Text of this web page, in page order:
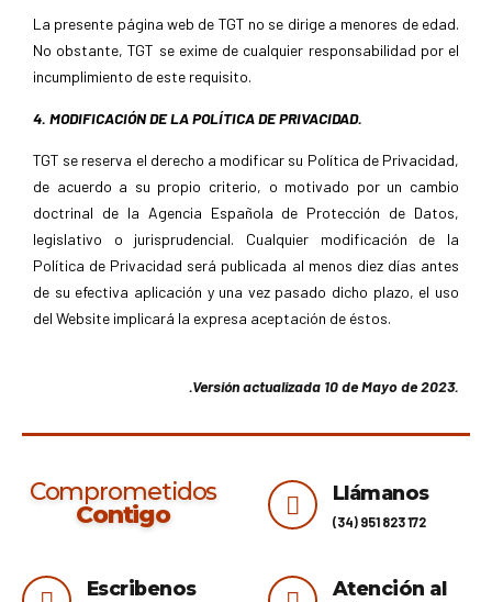
La presente página web de TGT no se dirige a menores de edad.
No obstante, TGT se exime de cualquier responsabilidad por el
incumplimiento de este requisito.
4. MODIFICACIÓN DE LA POLÍTICA DE PRIVACIDAD.
TGT se reserva el derecho a modificar su Política de Privacidad,
de acuerdo a su propio criterio, o motivado por un cambio
doctrinal de la Agencia Española de Protección de Datos,
legislativo o jurisprudencial. Cualquier modificación de la
Política de Privacidad será publicada al menos diez días antes
de su efectiva aplicación y una vez pasado dicho plazo, el uso
del Website implicará la expresa aceptación de éstos.
.Versión actualizada 10 de Mayo de 2023.
Comprometidos
Contigo
Llámanos
(34) 951 823 172
Escribenos
Atención al